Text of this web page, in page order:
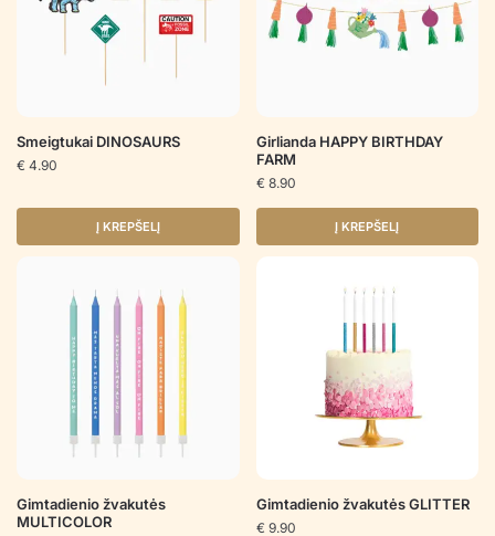
Smeigtukai DINOSAURS
€ 4.90
Į KREPŠELĮ
Girlianda HAPPY BIRTHDAY
FARM
€ 8.90
Į KREPŠELĮ
Gimtadienio žvakutės
MULTICOLOR
Gimtadienio žvakutės GLITTER
€ 9.90